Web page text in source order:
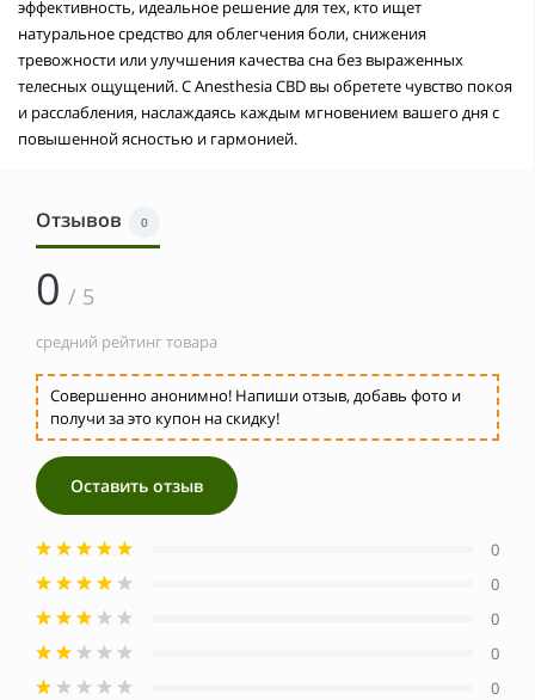
эффективность, идеальное решение для тех, кто ищет
натуральное средство для облегчения боли, снижения
тревожности или улучшения качества сна без выраженных
телесных ощущений. С Anesthesia CBD вы обретете чувство покоя
и расслабления, наслаждаясь каждым мгновением вашего дня с
повышенной ясностью и гармонией.
Отзывов 0
0 / 5
средний рейтинг товара
Совершенно анонимно! Напиши отзыв, добавь фото и
получи за это купон на скидку!
Оставить отзыв
0
0
0
0
0